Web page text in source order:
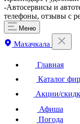
-Автосервисы и
телефоны, отзывы с
Меню
Махачкала
Главная
Каталог
Акции/
Афиша
Погода